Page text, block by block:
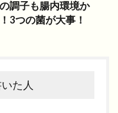
調子も腸内環境か
3つの菌が大事！
た人